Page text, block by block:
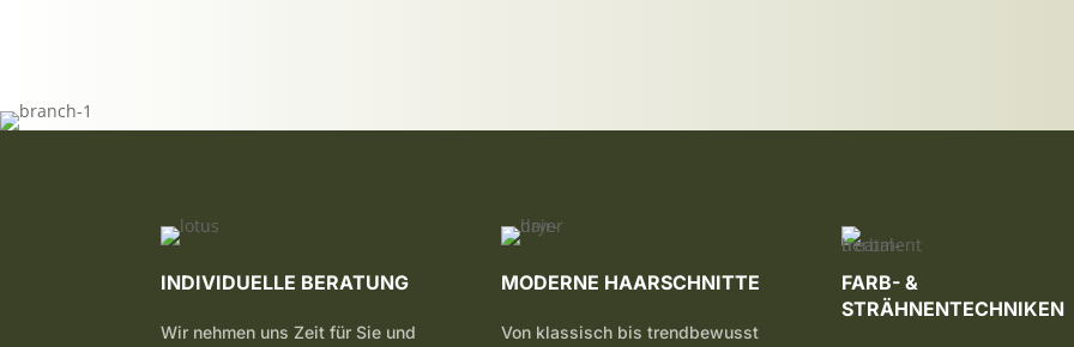
INDIVIDUELLE BERATUNG
Wir nehmen uns Zeit für Sie und
MODERNE HAARSCHNITTE
Von klassisch bis trendbewusst
FARB- &
STRÄHNENTECHNIKEN